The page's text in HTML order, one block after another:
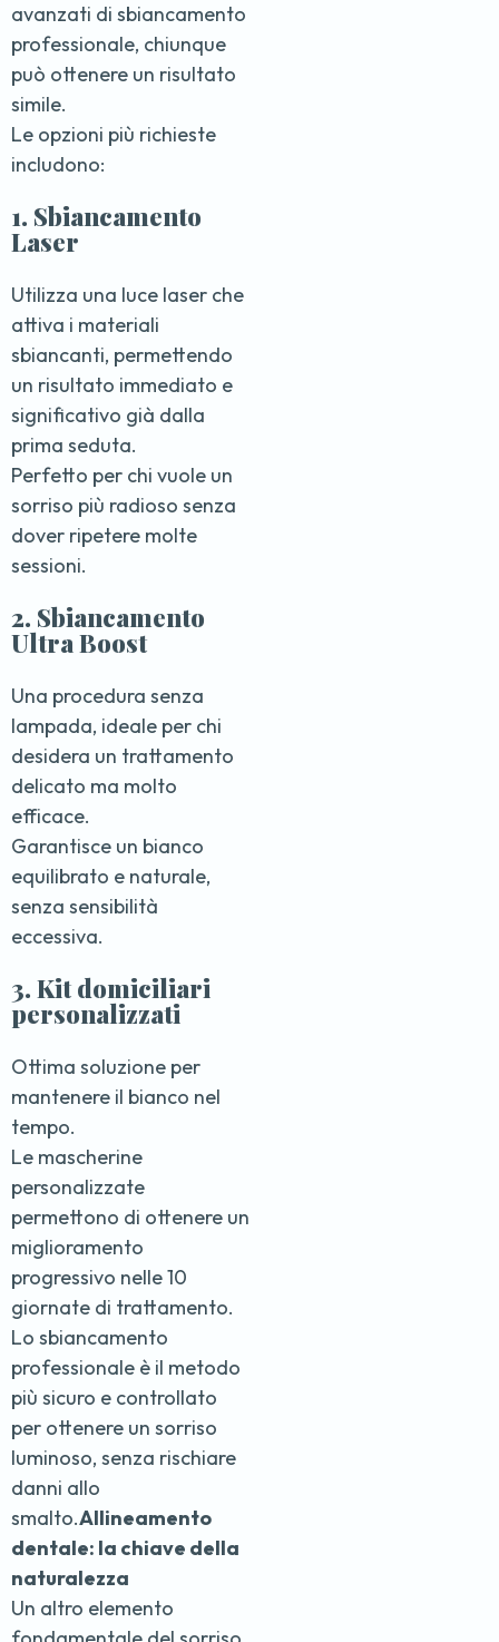
avanzati di sbiancamento
professionale, chiunque
può ottenere un risultato
simile.
Le opzioni più richieste
includono:
1. Sbiancamento
Laser
Utilizza una luce laser che
attiva i materiali
sbiancanti, permettendo
un risultato immediato e
significativo già dalla
prima seduta.
Perfetto per chi vuole un
sorriso più radioso senza
dover ripetere molte
sessioni.
2. Sbiancamento
Ultra Boost
Una procedura senza
lampada, ideale per chi
desidera un trattamento
delicato ma molto
efficace.
Garantisce un bianco
equilibrato e naturale,
senza sensibilità
eccessiva.
3. Kit domiciliari
personalizzati
Ottima soluzione per
mantenere il bianco nel
tempo.
Le mascherine
personalizzate
permettono di ottenere un
miglioramento
progressivo nelle 10
giornate di trattamento.
Lo sbiancamento
professionale è il metodo
più sicuro e controllato
per ottenere un sorriso
luminoso, senza rischiare
danni allo
smalto.Allineamento
dentale: la chiave della
naturalezza
Un altro elemento